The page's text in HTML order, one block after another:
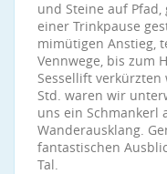
und Steine auf
einer Trinkpause
mimütigen Anstieg,
Vennwege, bis zum
Sessellift
Std. waren wir
uns ein Schmankerl
Wanderausklang.
fantastischen
Tal.